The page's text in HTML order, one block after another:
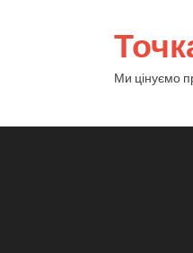
Ми цінуємо